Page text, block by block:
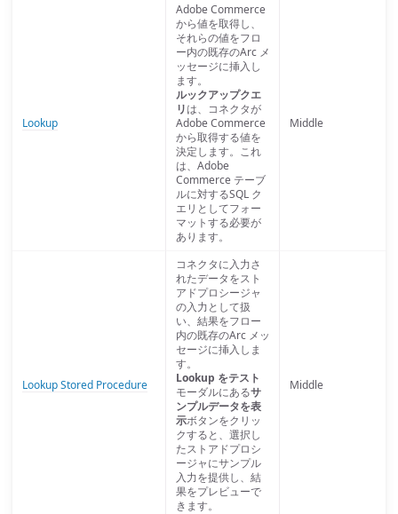
Lookup
Adobe Commerce
から値を取得し、
それらの値をフロ
ー内の既存のArc メ
ッセージに挿入し
ます。
ルックアップクエ
リは、コネクタが
Adobe Commerce
から取得する値を
決定します。これ
は、Adobe
Commerce テーブ
ルに対するSQL ク
エリとしてフォー
マットする必要が
あります。
Middle
Lookup Stored Procedure
コネクタに入力さ
れたデータをスト
アドプロシージャ
の入力として扱
い、結果をフロー
内の既存のArc メッ
セージに挿入しま
す。
Lookup をテスト
モーダルにあるサ
ンプルデータを表
示ボタンをクリッ
クすると、選択し
たストアドプロシ
ージャにサンプル
入力を提供し、結
果をプレビューで
きます。
Middle